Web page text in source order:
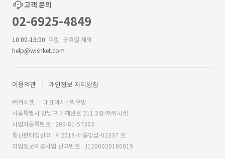
고객 문의
02-6925-4849
10:00-18:00 주말·공휴일 제외
help@wishket.com
이용약관 개인정보 처리방침
㈜위시켓
대표이사 : 박우범
서울특별시 강남구 테헤란로 211 3층 ㈜위시켓
사업자등록번호 : 209-81-57303
통신판매업신고 : 제2018-서울강남-02337 호
직업정보제공사업 신고번호 : J1200020180019